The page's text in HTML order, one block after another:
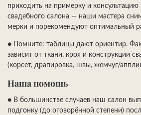
приходить на примерку и консультацию
свадебного салона — наши мастера
мерки и порекомендуют оптимальный
●
Помните: таблицы дают ориентир.
зависит от ткани, кроя и конструкции
(корсет, драпировка, швы, жемчуг/
Наша помощь
● В большинстве случаев наш салон
подгонку (до оговорённой степени)